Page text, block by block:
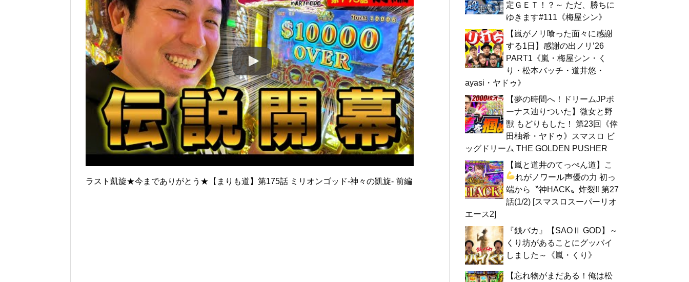
ラスト凱旋★今までありがとう★【まりも道】第175話 ミリオンゴッド-神々の凱旋- 前編
定ＧＥＴ！？～ ただ、勝ちに
ゆきます#111《梅屋シン》
【嵐がノリ喰った面々に感謝
する1日】感謝の出ノリ’26
PART1《嵐・梅屋シン・く
り・松本バッチ・道井悠・
ayasi・ヤドゥ》
【夢の時間へ！ドリームJPボ
ーナス辿りついた】微女と野
獣 もどりもした！ 第23回《倖
田柚希・ヤドゥ》スマスロ ビ
ッグドリーム THE GOLDEN PUSHER
【嵐と道井のてっぺん道】こ
れがノワール声優の力 初っ
端から〝神HACK〟炸裂‼ 第27
話(1/2) [スマスロスーパーリオ
エース2]
『銭バカ』【SAOⅡ GOD】～
くり坊があることにグッバイ
しました～《嵐・くり》
【忘れ物がまだある！俺は松